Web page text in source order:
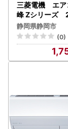
三菱電機 エ
峰 Zシリーズ
ル MSZ-
23畳用/200V/
イト) 【標準
】【配送不可
】
静岡県静岡市
(0)